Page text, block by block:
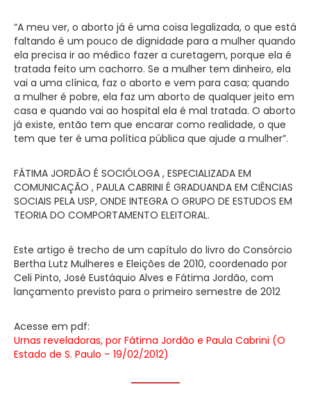
“A meu ver, o aborto já é uma coisa legalizada, o que está
faltando é um pouco de dignidade para a mulher quando
ela precisa ir ao médico fazer a curetagem, porque ela é
tratada feito um cachorro. Se a mulher tem dinheiro, ela
vai a uma clínica, faz o aborto e vem para casa; quando
a mulher é pobre, ela faz um aborto de qualquer jeito em
casa e quando vai ao hospital ela é mal tratada. O aborto
já existe, então tem que encarar como realidade, o que
tem que ter é uma política pública que ajude a mulher”.
FÁTIMA JORDÃO É SOCIÓLOGA , ESPECIALIZADA EM
COMUNICAÇÃO , PAULA CABRINI É GRADUANDA EM CIÊNCIAS
SOCIAIS PELA USP, ONDE INTEGRA O GRUPO DE ESTUDOS EM
TEORIA DO COMPORTAMENTO ELEITORAL.
Este artigo é trecho de um capítulo do livro do Consórcio
Bertha Lutz Mulheres e Eleições de 2010, coordenado por
Celi Pinto, José Eustáquio Alves e Fátima Jordão, com
lançamento previsto para o primeiro semestre de 2012
Acesse em pdf:
Urnas reveladoras, por Fátima Jordão e Paula Cabrini (O
Estado de S. Paulo – 19/02/2012)